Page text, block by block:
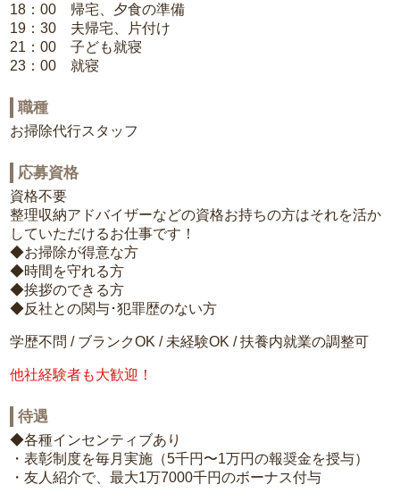
18：00 帰宅、夕食の準備
19：30 夫帰宅、片付け
21：00 子ども就寝
23：00 就寝
職種
お掃除代行スタッフ
応募資格
資格不要
整理収納アドバイザーなどの資格お持ちの方はそれを活か
していただけるお仕事です！
◆お掃除が得意な方
◆時間を守れる方
◆挨拶のできる方
◆反社との関与･犯罪歴のない方
学歴不問 / ブランクOK / 未経験OK / 扶養内就業の調整可
他社経験者も大歓迎！
待遇
◆各種インセンティブあり
・表彰制度を毎月実施（5千円〜1万円の報奨金を授与）
・友人紹介で、最大1万7000千円のボーナス付与